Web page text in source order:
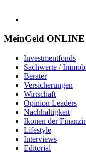
MeinGeld ONLINE
Investmentfonds
Sachwerte /
Berater
Versicherungen
Wirtschaft
Opinion Leaders
Nachhaltigkeit
Ikonen der
Lifestyle
Interviews
Editorial